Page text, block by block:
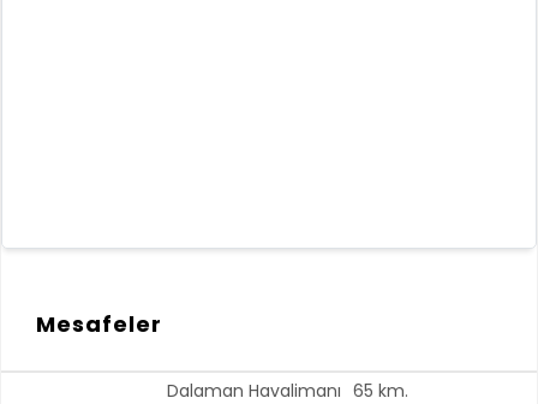
Mesafeler
Dalaman Havalimanı 65 km.